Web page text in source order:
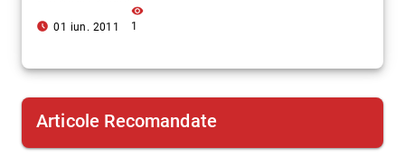
access_time_filled 01 iun. 2011
visibility
1
Articole Recomandate